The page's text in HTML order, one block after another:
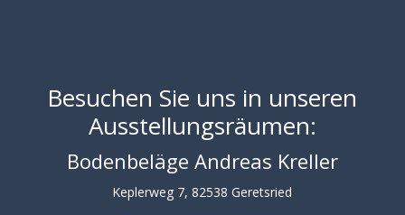
Besuchen Sie uns in unseren
Ausstellungsräumen:
Bodenbeläge Andreas Kreller
Keplerweg 7, 82538 Geretsried